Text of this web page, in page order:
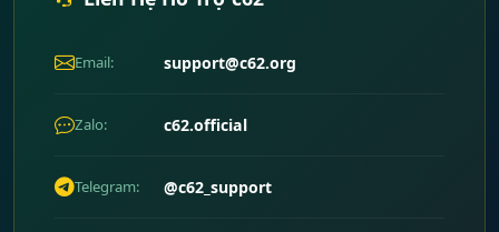
Email: support@c62.org
Zalo: c62.official
Telegram: @c62_support